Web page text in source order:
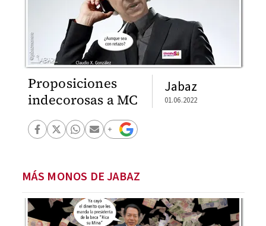
Proposiciones
indecorosas a MC
Jabaz
01.06.2022
MÁS MONOS DE JABAZ